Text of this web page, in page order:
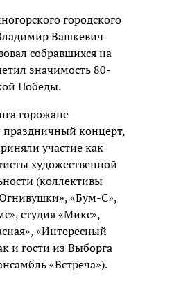
городского
Вашкевич
собравшихся на
значимость 80-
Победы.
горожане
праздничный концерт,
участие как
художественной
(коллективы
«Бум-С»,
студия «Микс»,
«Интересный
и гости из Выборга
«Встреча»).